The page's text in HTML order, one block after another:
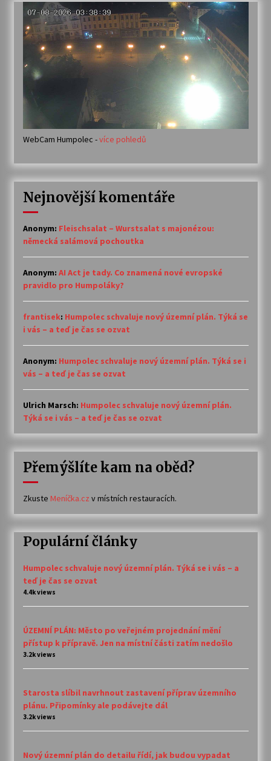
WebCam Humpolec -více pohledů
Nejnovější komentáře
Anonym: Fleischsalat – Wurstsalat s majonézou:
německá salámová pochoutka
Anonym: AI Act je tady. Co znamená nové evropské
pravidlo pro Humpoláky?
frantisek: Humpolec schvaluje nový územní plán. Týká se
i vás – a teď je čas se ozvat
Anonym: Humpolec schvaluje nový územní plán. Týká se i
vás – a teď je čas se ozvat
Ulrich Marsch: Humpolec schvaluje nový územní plán.
Týká se i vás – a teď je čas se ozvat
Přemýšlíte kam na oběd?
Zkuste Meníčka.cz v místních restauracích.
Populární články
Humpolec schvaluje nový územní plán. Týká se i vás – a
teď je čas se ozvat
4.4k views
ÚZEMNÍ PLÁN: Město po veřejném projednání mění
přístup k přípravě. Jen na místní části zatím nedošlo
3.2k views
Starosta slíbil navrhnout zastavení příprav územního
plánu. Připomínky ale podávejte dál
3.2k views
Nový územní plán do detailu řídí, jak budou vypadat